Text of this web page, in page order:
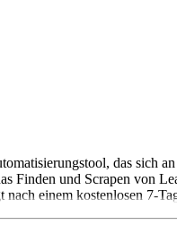
das sich
Finden und Scrapen von
einem kostenlosen 7-